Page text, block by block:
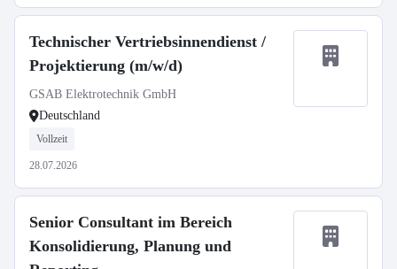
Technischer Vertriebsinnendienst /
Projektierung (m/w/d)
GSAB Elektrotechnik GmbH
Deutschland
Vollzeit
28.07.2026
Senior Consultant im Bereich
Konsolidierung, Planung und